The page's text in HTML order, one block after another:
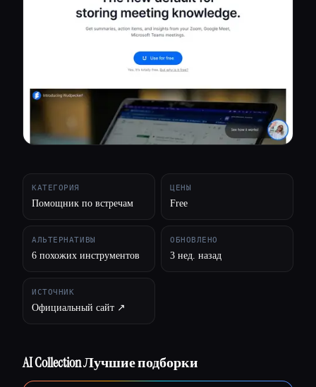
КАТЕГОРИЯ
Помощник по встречам
ЦЕНЫ
Free
АЛЬТЕРНАТИВЫ
6 похожих инструментов
ОБНОВЛЕНО
3 нед. назад
ИСТОЧНИК
Официальный сайт ↗︎
AI Collection Лучшие подборки